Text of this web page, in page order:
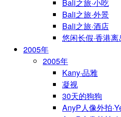
Bali之旅·小吃
Bali之旅·外景
Bali之旅·酒店
悠闲长假·香港
2005年
2005年
Kany·品雅
凝视
30天的狗狗
AnyP人像外拍